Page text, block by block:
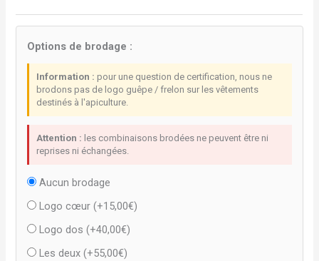
Options de brodage :
Information : pour une question de certification, nous ne
brodons pas de logo guêpe / frelon sur les vêtements
destinés à l'apiculture.
Attention : les combinaisons brodées ne peuvent être ni
reprises ni échangées.
Aucun brodage
Logo cœur (+15,00€)
Logo dos (+40,00€)
Les deux (+55,00€)